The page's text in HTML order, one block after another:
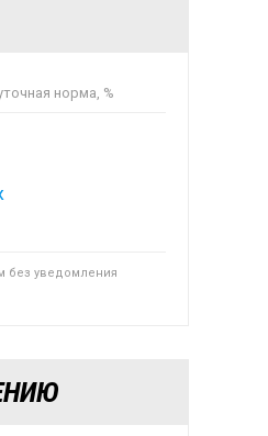
норма, %
без уведомления